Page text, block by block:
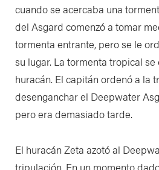
cuando se acercaba una
del Asgard comenzó a tomar
tormenta entrante, pero se le
su lugar. La tormenta tropical
huracán. El capitán ordenó a la
desenganchar el Deepwater
pero era demasiado tarde.
El huracán Zeta azotó al
tripulación. En un momento